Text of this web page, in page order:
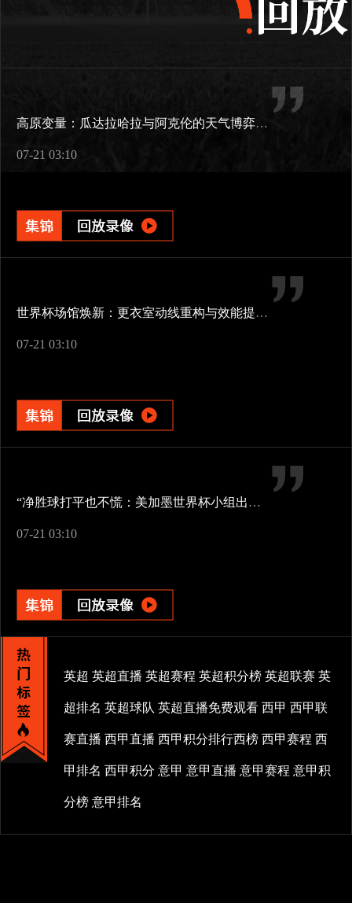
高原变量：瓜达拉哈拉与阿克伦的天气博弈如何重塑2026世界杯战术逻辑
07-21 03:10
世界杯场馆焕新：更衣室动线重构与效能提升方案
07-21 03:10
“净胜球打平也不慌：美加墨世界杯小组出线新规一图看懂”
07-21 03:10
英超 英超直播 英超赛程 英超积分榜 英超联赛 英
超排名 英超球队 英超直播免费观看 西甲 西甲联
赛直播 西甲直播 西甲积分排行西榜 西甲赛程 西
甲排名 西甲积分 意甲 意甲直播 意甲赛程 意甲积
分榜 意甲排名